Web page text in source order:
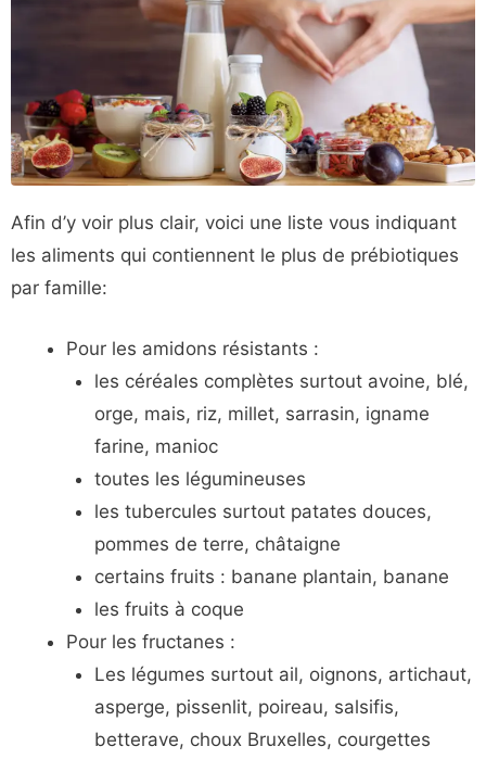
Afin d’y voir plus clair, voici une liste vous indiquant
les aliments qui contiennent le plus de prébiotiques
par famille:
Pour les amidons résistants :
les céréales complètes surtout avoine, blé,
orge, mais, riz, millet, sarrasin, igname
farine, manioc
toutes les légumineuses
les tubercules surtout patates douces,
pommes de terre, châtaigne
certains fruits : banane plantain, banane
les fruits à coque
Pour les fructanes :
Les légumes surtout ail, oignons, artichaut,
asperge, pissenlit, poireau, salsifis,
betterave, choux Bruxelles, courgettes